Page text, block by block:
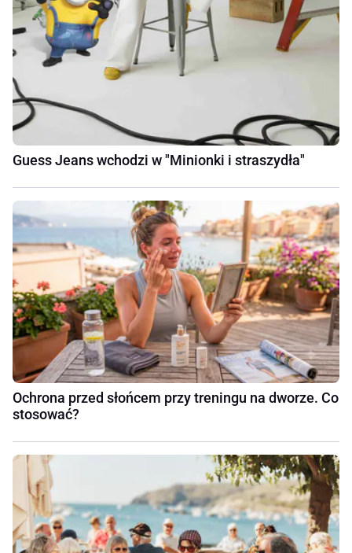
Guess Jeans wchodzi w "Minionki i straszydła"
Ochrona przed słońcem przy treningu na dworze. Co
stosować?